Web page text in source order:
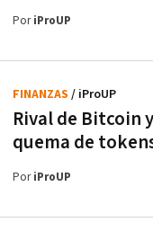
PoriProUP
Rival de Bitcoin
quema de
FINANZAS / iProUP
PoriProUP